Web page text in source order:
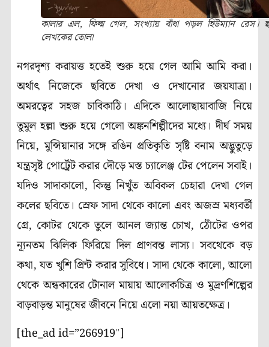
কালার এল, ফিল্ম গেল, সংখ্যায় বাঁধা পড়ল হিউম্যান রেস।
লেখকের তোলা
নগরদৃশ্য করায়ত্ত হতেই শুরু হয়ে গেল আমি আমি করা।
অর্থাৎ নিজেকে ছবিতে দেখা ও দেখানোর জয়যাত্রা।
অমরত্বের সহজ চাবিকাঠি। এদিকে আলোছায়াবাজি নিয়ে
তুমুল হল্লা শুরু হয়ে গেলো অঙ্কনশিল্পীদের মধ্যে। দীর্ঘ সময়
নিয়ে,মুন্সিয়ানার সঙ্গে রঙিন প্রতিকৃতি সৃষ্টি বনাম অদ্ভুতুড়ে
যন্ত্রসৃষ্ট পোর্ট্রেট করার দৌড়ে মস্ত চ্যালেঞ্জ টের পেলেন সবাই।
যদিও সাদাকালো,কিন্তু নিখুঁত অবিকল চেহারা দেখা গেল
কলের ছবিতে। স্রেফ সাদা থেকে কালো এবং অজস্র মধ্যবর্তী
গ্রে, কোটর থেকে তুলে আনল জ্যান্ত চোখ, ঠোঁটের ওপর
ন্যূনতম ঝিলিক ফিরিয়ে দিল প্রাণবন্ত লাস্য। সবথেকে বড়
কথা,যত খুশি প্রিন্ট করার সুবিধে। সাদা থেকে কালো,আলো
থেকে অন্ধকারের টোনাল মায়ায় আলোকচিত্র ও মুদ্রণশিল্পের
বাড়বাড়ন্ত মানুষের জীবনে নিয়ে এলো নয়া আয়তক্ষেত্র।
[the_ad id=”266919″]